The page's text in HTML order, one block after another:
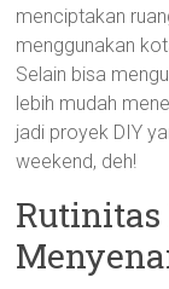
menciptakan
menggunakan
Selain bisa
lebih mudah
jadi proyek DIY
weekend, deh!